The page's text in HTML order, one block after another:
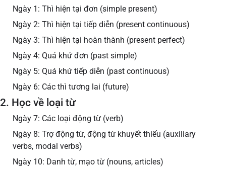
Ngày 1: Thì hiện tại đơn (simple present)
Ngày 2: Thì hiện tại tiếp diễn (present continuous)
Ngày 3: Thì hiện tại hoàn thành (present perfect)
Ngày 4: Quá khứ đơn (past simple)
Ngày 5: Quá khứ tiếp diễn (past continuous)
Ngày 6: Các thì tương lai (future)
2. Học về loại từ
Ngày 7: Các loại động từ (verb)
Ngày 8: Trợ động từ, động từ khuyết thiếu (auxiliary
verbs, modal verbs)
Ngày 10: Danh từ, mạo từ (nouns, articles)